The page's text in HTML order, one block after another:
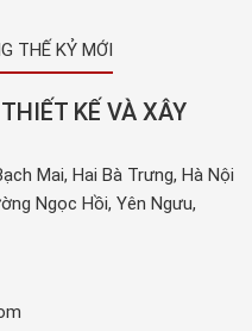
THẾ KỶ MỚI
KẾ VÀ XÂY
Mai, Hai Bà Trưng, Hà Nội
Ngọc Hồi, Yên Ngưu,